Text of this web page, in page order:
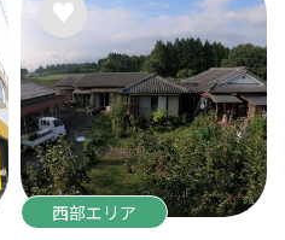
西部エリア